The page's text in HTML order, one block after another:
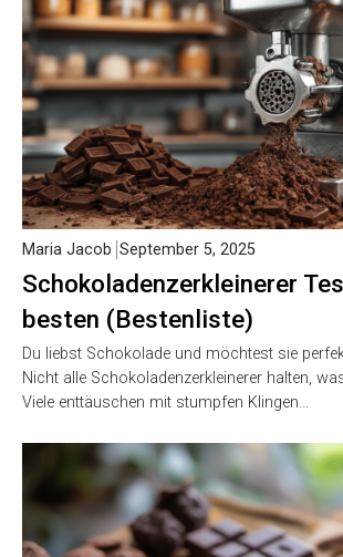
Schokoladenzerkleinerer
besten (Bestenliste)
Maria Jacob September 5, 2025
Du liebst Schokolade und möchtest sie
Nicht alle Schokoladenzerkleinerer halten,
Viele enttäuschen mit stumpfen Klingen…